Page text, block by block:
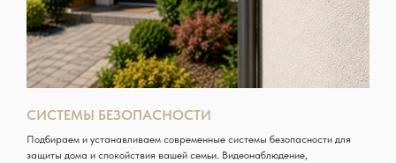
СИСТЕМЫ БЕЗОПАСНОСТИ
Подбираем и устанавливаем современные системы безопасности для
защиты дома и спокойствия вашей семьи. Видеонаблюдение,